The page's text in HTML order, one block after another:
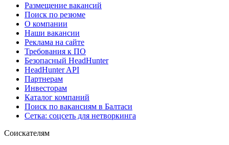
Размещение вакансий
Поиск по резюме
О компании
Наши вакансии
Реклама на сайте
Требования к ПО
Безопасный HeadHunter
HeadHunter API
Партнерам
Инвесторам
Каталог компаний
Поиск по вакансиям в Балтаси
Сетка: соцсеть для нетворкинга
Соискателям